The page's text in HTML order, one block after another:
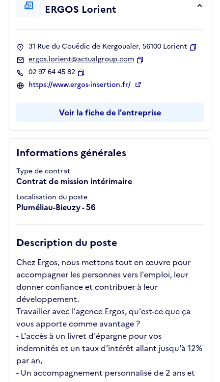
Informations générales
Type de contrat
Contrat de mission intérimaire
Localisation du poste
Pluméliau-Bieuzy - 56
Description du poste
Chez Ergos, nous mettons tout en œuvre pour
accompagner les personnes vers l'emploi, leur
donner confiance et contribuer à leur
développement.
Travailler avec l'agence Ergos, qu'est-ce que ça
vous apporte comme avantage ?
- L'accès à un livret d'épargne pour vos
indemnités et un taux d'intérêt allant jusqu'à 12%
par an,
- Un accompagnement personnalisé de 2 ans et
ERGOS Lorient
31 Rue du Couëdic de Kergoualer, 56100 Lorient
ergos.lorient@actualgroup.com
02 97 64 45 82
Copier
https://www.ergos-insertion.fr/
Voir la fiche de l'entreprise